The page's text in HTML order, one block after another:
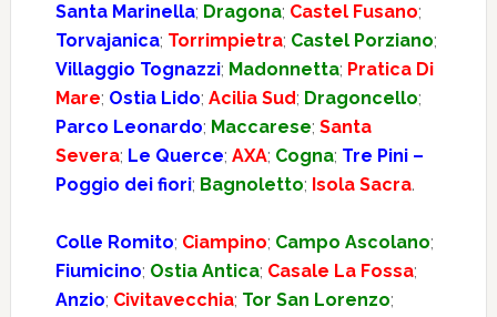
Santa Marinella; Dragona; Castel Fusano;
Torvajanica; Torrimpietra; Castel Porziano;
Villaggio Tognazzi; Madonnetta; Pratica Di
Mare; Ostia Lido; Acilia Sud; Dragoncello;
Parco Leonardo; Maccarese; Santa
Severa; Le Querce; AXA; Cogna; Tre Pini –
Poggio dei fiori; Bagnoletto; Isola Sacra.
Colle Romito; Ciampino; Campo Ascolano;
Fiumicino; Ostia Antica; Casale La Fossa;
Anzio; Civitavecchia; Tor San Lorenzo;